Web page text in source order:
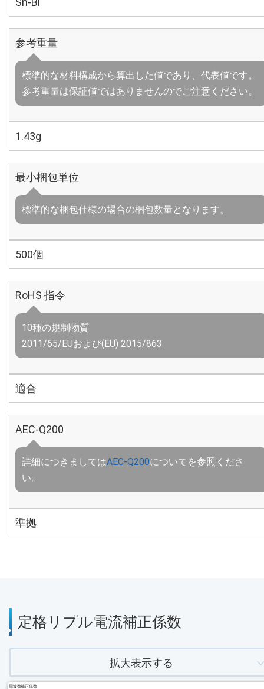
参考重量
標準的な材料構成から算出した値であり、代表値です。
参考重量は保証値ではありませんのでご注意ください。
1.43g
最小梱包単位
標準的な梱包仕様の場合の梱包数量となります。
500個
RoHS 指令
10種の規制物質
2011/65/EUおよび(EU) 2015/863
適合
AEC-Q200
詳細につきましてはAEC-Q200についてを参照くださ
い。
準拠
定格リプル電流補正係数
拡大表示する
周波数補正係数